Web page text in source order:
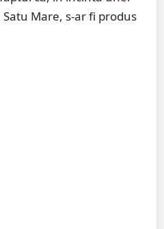
Mare, s-ar fi produs